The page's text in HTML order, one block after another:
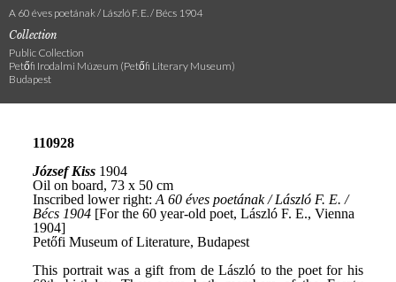
A 60 éves poetának / László F. E. / Bécs 1904
Collection
Public Collection
Petőfi Irodalmi Múzeum (Petőfi Literary Museum)
Budapest